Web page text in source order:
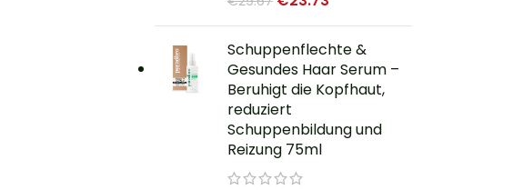
Schuppenflechte &
Gesundes Haar Serum –
Beruhigt die Kopfhaut,
reduziert
Schuppenbildung und
Reizung 75ml